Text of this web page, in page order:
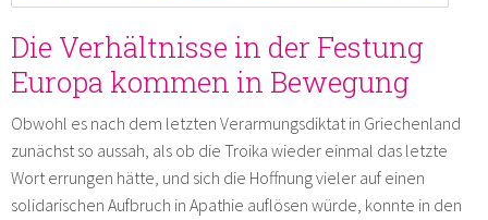
Die Verhältnisse in der Festung
Europa kommen in Bewegung
Obwohl es nach dem letzten Verarmungsdiktat in Griechenland
zunächst so aussah, als ob die Troika wieder einmal das letzte
Wort errungen hätte, und sich die Hoffnung vieler auf einen
solidarischen Aufbruch in Apathie auflösen würde, konnte in den